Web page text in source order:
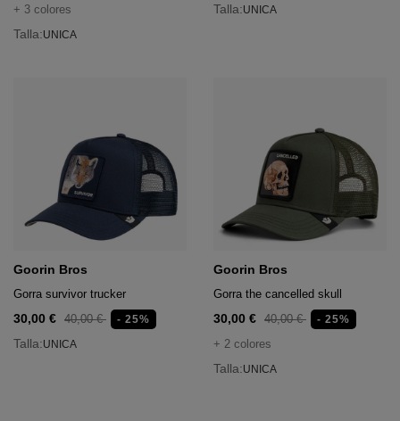
+ 3 colores
Talla:UNICA
Talla:UNICA
Goorin Bros
Gorra survivor trucker
30,00 € 40,00 € - 25%
Talla:UNICA
Goorin Bros
Gorra the cancelled skull
30,00 € 40,00 € - 25%
+ 2 colores
Talla:UNICA